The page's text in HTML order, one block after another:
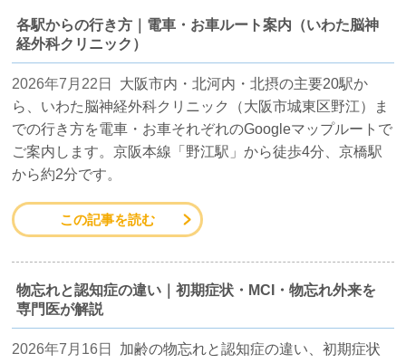
各駅からの行き方｜電車・お車ルート案内（いわた脳神
経外科クリニック）
2026年7月22日
大阪市内・北河内・北摂の主要20駅か
ら、いわた脳神経外科クリニック（大阪市城東区野江）ま
での行き方を電車・お車それぞれのGoogleマップルートで
ご案内します。京阪本線「野江駅」から徒歩4分、京橋駅
から約2分です。
この記事を読む
物忘れと認知症の違い｜初期症状・MCI・物忘れ外来を
専門医が解説
2026年7月16日
加齢の物忘れと認知症の違い、初期症状